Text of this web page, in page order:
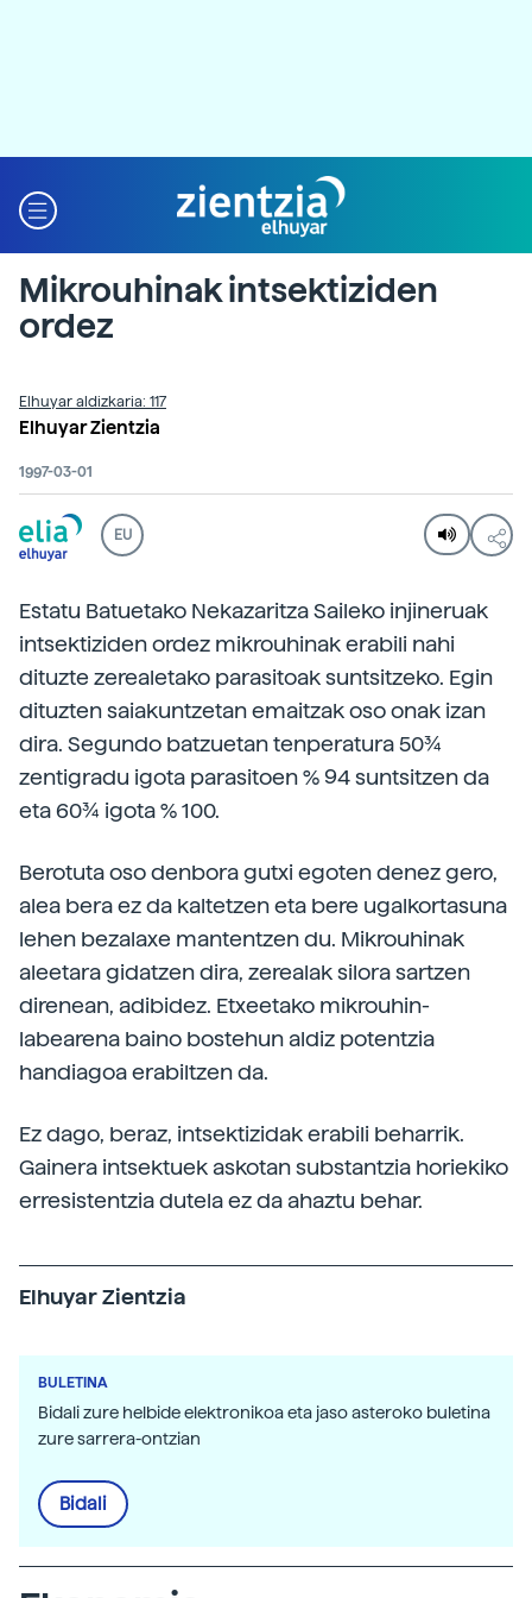
Mikrouhinak intsektiziden
ordez
Elhuyar aldizkaria: 117
Elhuyar Zientzia
1997-03-01
EU
Estatu Batuetako Nekazaritza Saileko injineruak
intsektiziden ordez mikrouhinak erabili nahi
dituzte zerealetako parasitoak suntsitzeko. Egin
dituzten saiakuntzetan emaitzak oso onak izan
dira. Segundo batzuetan tenperatura 50¾
zentigradu igota parasitoen % 94 suntsitzen da
eta 60¾ igota % 100.
Berotuta oso denbora gutxi egoten denez gero,
alea bera ez da kaltetzen eta bere ugalkortasuna
lehen bezalaxe mantentzen du. Mikrouhinak
aleetara gidatzen dira, zerealak silora sartzen
direnean, adibidez. Etxeetako mikrouhin-
labearena baino bostehun aldiz potentzia
handiagoa erabiltzen da.
Ez dago, beraz, intsektizidak erabili beharrik.
Gainera intsektuek askotan substantzia horiekiko
erresistentzia dutela ez da ahaztu behar.
Elhuyar Zientzia
BULETINA
Bidali zure helbide elektronikoa eta jaso asteroko buletina
zure sarrera-ontzian
Bidali